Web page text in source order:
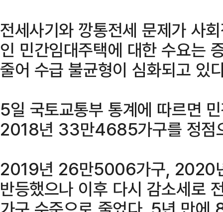
전세사기와 깡통전세 문제가 사
인 민간임대주택에 대한 수요는
줄어 수급 불균형이 심화되고 있
5일 국토교통부 통계에 따르면
2018년 33만4685가구를 정점
2019년 26만5006가구, 2020
반등했으나 이후 다시 감소세